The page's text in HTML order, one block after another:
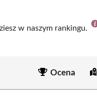
w naszym rankingu.
Ocena